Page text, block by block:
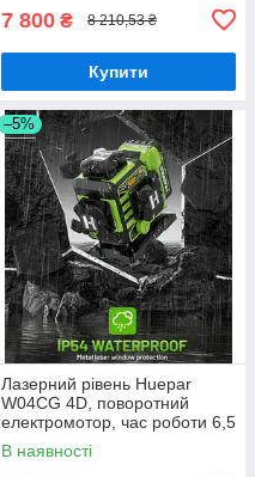
7 800 ₴ 8 210,53 ₴
Купити
–5%
Лазерний рівень Huepar
W04CG 4D, поворотний
електромотор, час роботи 6,5
годин
В наявності